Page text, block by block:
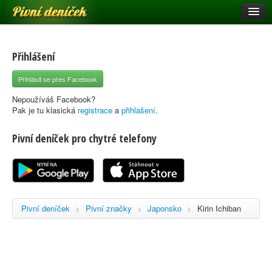
Pivní deníček
Pivní mapa
Pivní značky
Nápověda
Registrace
Přihlášení
Přihlásit se přes Facebook
Nepoužíváš Facebook?
Pak je tu klasická registrace a přihlašení.
Pivní deníček pro chytré telefony
Pivní deníček > Pivní značky > Japonsko > Kirin Ichiban